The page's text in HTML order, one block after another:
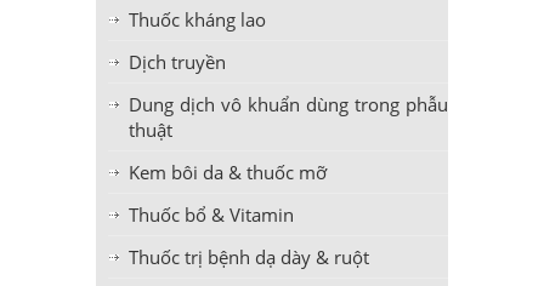
Thuốc kháng lao
Dịch truyền
Dung dịch vô khuẩn dùng trong phẫu
thuật
Kem bôi da & thuốc mỡ
Thuốc bổ & Vitamin
Thuốc trị bệnh dạ dày & ruột